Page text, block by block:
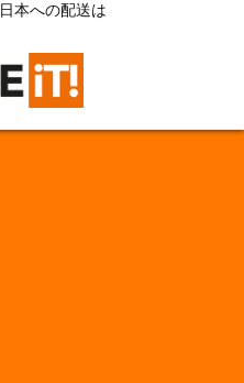
本への配送は